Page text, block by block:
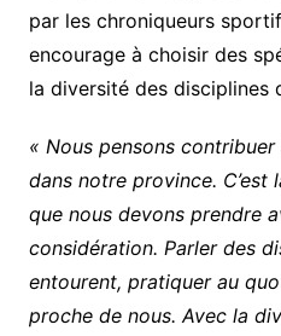
par les chroniqueurs
encourage à choisir des
la diversité des disciplines
« Nous pensons
dans notre province.
que nous devons prendre
considération. Parler des
entourent, pratiquer au
proche de nous. Avec la